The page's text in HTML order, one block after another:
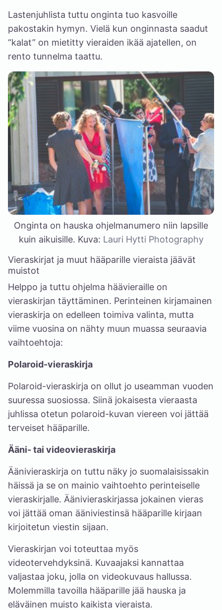
Lastenjuhlista tuttu onginta tuo kasvoille
pakostakin hymyn. Vielä kun onginnasta saadut
“kalat” on mietitty vieraiden ikää ajatellen, on
rento tunnelma taattu.
Onginta on hauska ohjelmanumero niin lapsille
kuin aikuisille. Kuva: Lauri Hytti Photography
Vieraskirjat ja muut hääparille vieraista jäävät
muistot
Helppo ja tuttu ohjelma häävieraille on
vieraskirjan täyttäminen. Perinteinen kirjamainen
vieraskirja on edelleen toimiva valinta, mutta
viime vuosina on nähty muun muassa seuraavia
vaihtoehtoja:
Polaroid-vieraskirja
Polaroid-vieraskirja on ollut jo useamman vuoden
suuressa suosiossa. Siinä jokaisesta vieraasta
juhlissa otetun polaroid-kuvan viereen voi jättää
terveiset hääparille.
Ääni- tai videovieraskirja
Äänivieraskirja on tuttu näky jo suomalaisissakin
häissä ja se on mainio vaihtoehto perinteiselle
vieraskirjalle. Äänivieraskirjassa jokainen vieras
voi jättää oman ääniviestinsä hääparille kirjaan
kirjoitetun viestin sijaan.
Vieraskirjan voi toteuttaa myös
videotervehdyksinä. Kuvaajaksi kannattaa
valjastaa joku, jolla on videokuvaus hallussa.
Molemmilla tavoilla hääparille jää hauska ja
eläväinen muisto kaikista vieraista.